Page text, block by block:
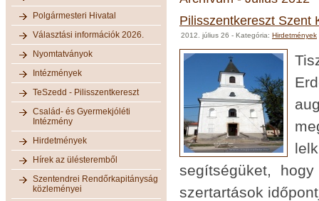
Polgármesteri Hivatal
Választási információk 2026.
Nyomtatványok
Intézmények
TeSzedd - Pilisszentkereszt
Család- és Gyermekjóléti
Intézmény
Hirdetmények
Hírek az ülésteremből
Szentendrei Rendőrkapitányság
közleményei
Pilisszentkereszt Szent
2012. július 26 - Kategória: Hirdetmények
segítségüket,
szertartások